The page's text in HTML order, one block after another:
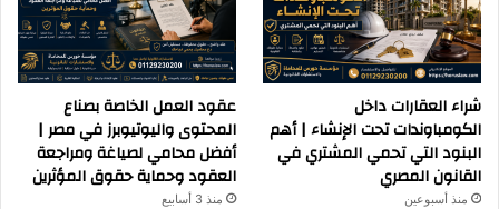
شراء العقارات داخل
الكومباوندات تحت الإنشاء | أهم
البنود التي تحمي المشتري في
القانون المصري
منذ أسبوعين
عقود العمل الخاصة بصناع
المحتوى واليوتيوبرز في مصر |
أفضل محامي لصياغة ومراجعة
العقود وحماية حقوق المؤثرين
منذ 3 أسابيع